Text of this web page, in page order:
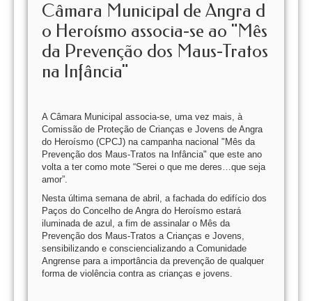
Câmara Municipal de Angra d
o Heroísmo associa-se ao "Mês
da Prevenção dos Maus-Tratos
na Infância"
A Câmara Municipal associa-se, uma vez mais, à
Comissão de Proteção de Crianças e Jovens de Angra
do Heroísmo (CPCJ) na campanha nacional "Mês da
Prevenção dos Maus-Tratos na Infância" que este ano
volta a ter como mote “Serei o que me deres…que seja
amor”.
Nesta última semana de abril, a fachada do edifício dos
Paços do Concelho de Angra do Heroísmo estará
iluminada de azul, a fim de assinalar o Mês da
Prevenção dos Maus-Tratos a Crianças e Jovens,
sensibilizando e consciencializando a Comunidade
Angrense para a importância da prevenção de qualquer
forma de violência contra as crianças e jovens.